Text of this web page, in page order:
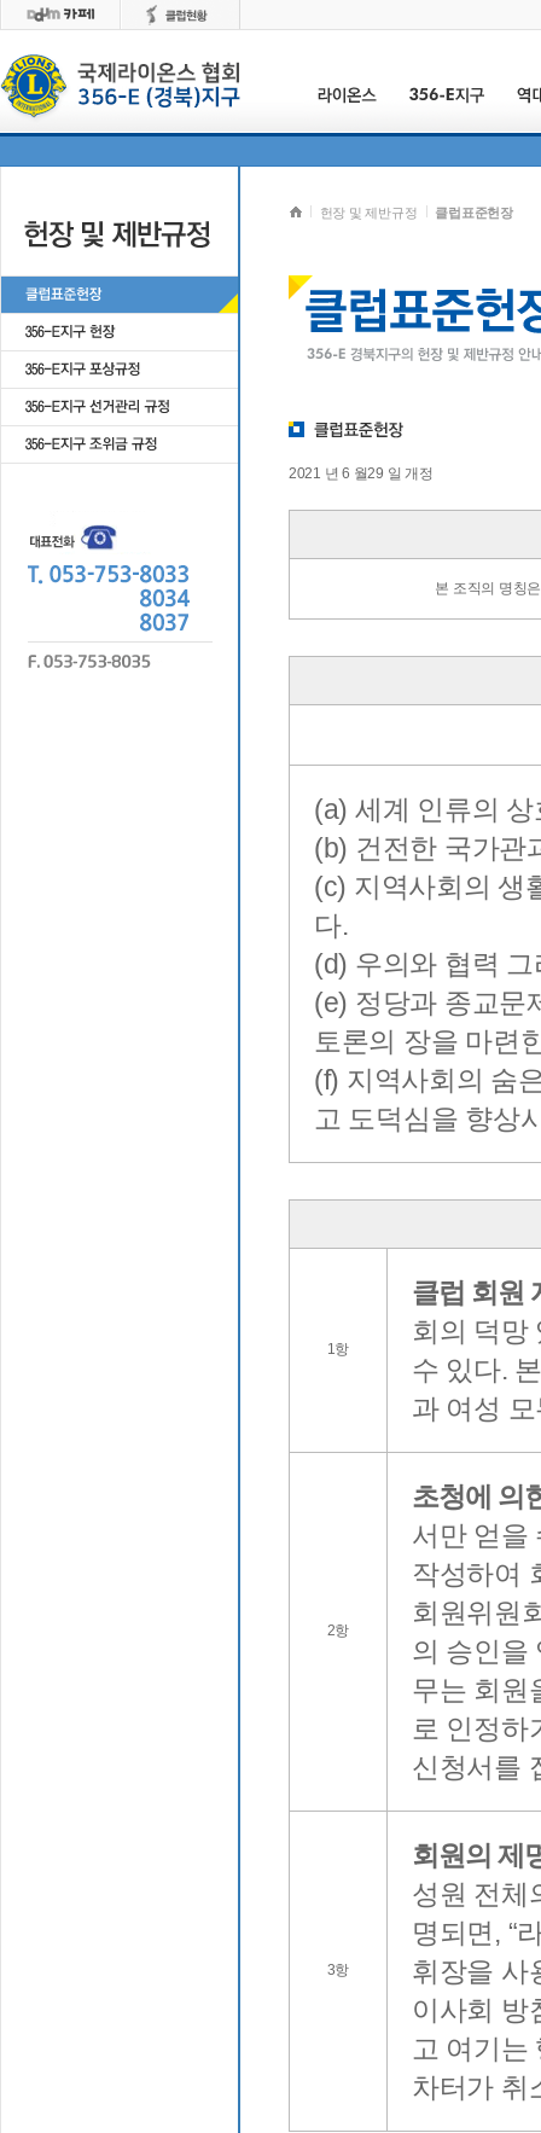
헌장 및 제반규정 클럽표준헌장
2021 년 6 월29 일 개정
본 조직의 명칭
(a) 세계 인류의
(b) 건전한 국가관
(c) 지역사회의 생
다.
(d) 우의와 협력
(e) 정당과 종교문
토론의 장을 마련
(f) 지역사회의 숨
고 도덕심을 향상
1항
클럽 회원
회의 덕망
수 있다.
과 여성
2항
초청에 의
서만 얻을
작성하여
회원위원
의 승인을
무는 회원
로 인정하
신청서를
3항
회원의 제
성원 전체
명되면, “
휘장을 사
이사회 방
고 여기는
차터가 취